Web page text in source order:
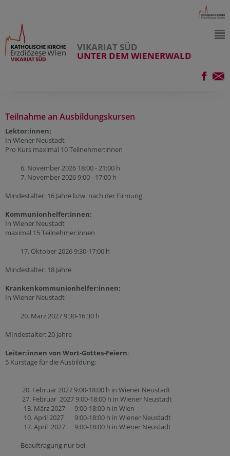
VIKARIAT SÜD
UNTER DEM WIENERWALD
Teilnahme an Ausbildungskursen
Lektor:innen:
In Wiener Neustadt
Pro Kurs maximal 10 Teilnehmer:innen
6. November 2026 18:00 - 21:00 h
7. November 2026 9:00 - 17:00 h
Mindestalter: 16 Jahre bzw. nach der Firmung
Kommunionhelfer:innen:
In Wiener Neustadt
maximal 15 Teilnehmer:innen
17. Oktober 2026 9:30-17:00 h
Mindestalter: 18 Jahre
Krankenkommunionhelfer:innen:
In Wiener Neustadt
20. März 2027 9:30-16:30 h
MIndestalter: 20 Jahre
Leiter:innen von Wort-Gottes-Feiern:
5 Kurstage für die Ausbildung:
20. Februar 2027 9:00-18:00 h in Wiener Neustadt
27. Februar 2027 9:00-18:00 h in Wiener Neustadt
13. März 2027 9:00-18:00 h in Wien
10. April 2027 9:00-18:00 h in Wiener Neustadt
17. April 2027 9:00-18:00 h in Wiener Neustadt
Beauftragung nur bei